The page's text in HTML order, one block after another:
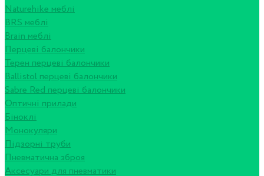
Naturehike меблі
BRS меблі
Brain меблі
Перцеві балончики
Терен перцеві балончики
Ballistol перцеві балончики
Sabre Red перцеві балончики
Оптичні прилади
Біноклі
Монокуляри
Підзорні труби
Пневматична зброя
Аксесуари для пневматики